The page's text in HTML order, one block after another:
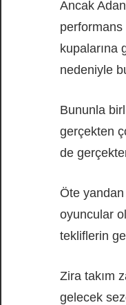
Ancak
performans
kupalarına
nedeniyle
Bununla
gerçekten
de
Öte yandan
oyuncular
tekliflerin
Zira takım
gelecek